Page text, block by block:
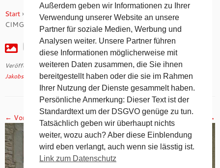
Inhalt
springen
Start » Jakobsweg 2008 – 5. Tag auf dem Camino Francés
CIMG2229
CIMG2229
Veröffentlicht am30. April 2018mit den Abmessungen1024 × 768
Jakobsweg 2008 – 5. Tag auf dem Camino Francés.
← Vorheriges Nächstes →
Außerdem geben wir Informationen zu Ihrer
Verwendung unserer Website an unsere
Partner für soziale Medien, Werbung und
Analysen weiter. Unsere Partner führen
diese Informationen möglicherweise mit
weiteren Daten zusammen, die Sie ihnen
bereitgestellt haben oder die sie im Rahmen
Ihrer Nutzung der Dienste gesammelt haben.
Persönliche Anmerkung: Dieser Text ist der
Standardtext um der DSGVO genüge zu tun.
Tatsächlich geben wir überhaupt nichts
weiter, wozu auch? Aber diese Einblendung
wird eben verlangt, auch wenn sie lässtig ist.
Link zum Datenschutz